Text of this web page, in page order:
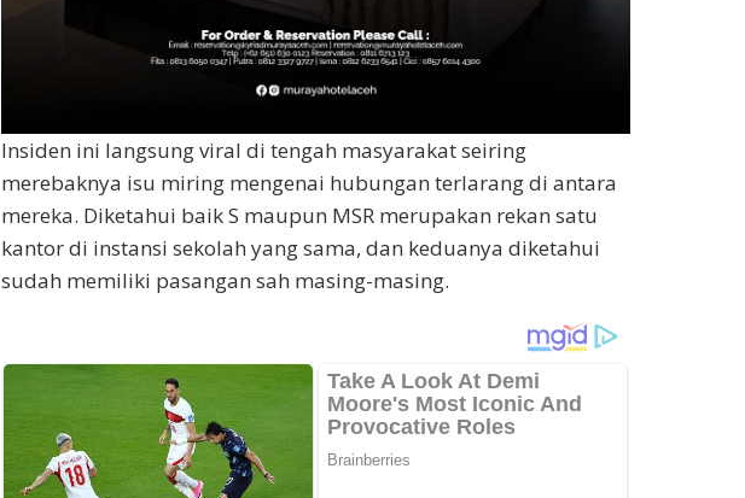
Insiden ini langsung viral di tengah masyarakat seiring
merebaknya isu miring mengenai hubungan terlarang di antara
mereka. Diketahui baik S maupun MSR merupakan rekan satu
kantor di instansi sekolah yang sama, dan keduanya diketahui
sudah memiliki pasangan sah masing-masing.